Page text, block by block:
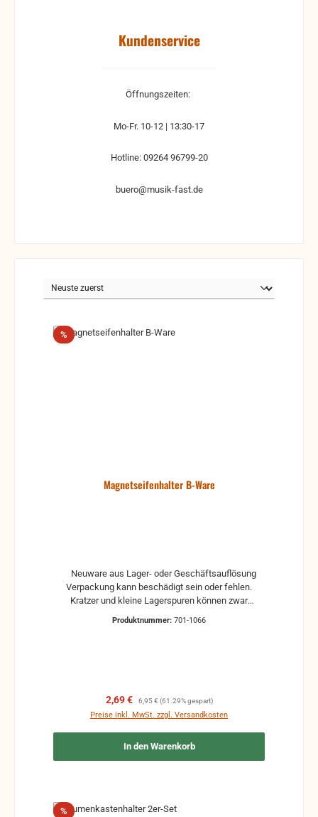
Kundenservice
Öffnungszeiten:
Mo-Fr. 10-12 | 13:30-17
Hotline: 09264 96799-20
buero@musik-fast.de
%Rabatt
Magnetseifenhalter B-Ware
Verpackung kann beschädigt sein oder fehlen.
Kratzer und kleine Lagerspuren können zwar
Produktnummer: 701-1066
Verkaufspreis:
2,69 € Regulärer Preis:
6,95 € (61.29% gespart)
Preise inkl. MwSt. zzgl. Versandkosten
In den Warenkorb
%Rabatt